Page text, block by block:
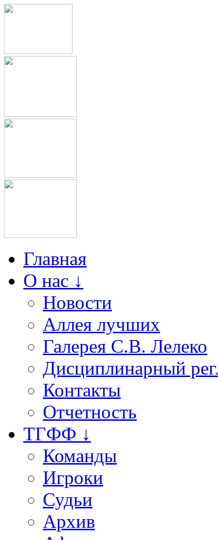
Главная
О нас ↓
Новости
Аллея лучших
Галерея С.В. Лелеко
Дисциплинарный
Контакты
Отчетность
ТГФФ ↓
Команды
Игроки
Судьи
Архив